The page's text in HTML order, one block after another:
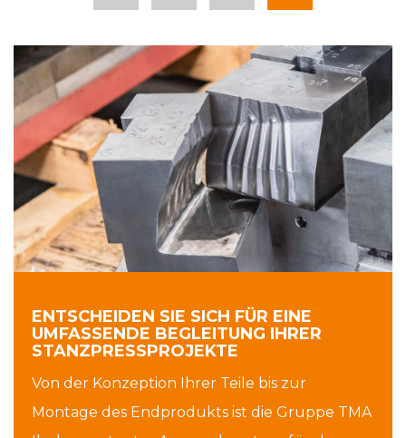
ENTSCHEIDEN SIE SICH FÜR EINE
UMFASSENDE BEGLEITUNG IHRER
STANZPRESSPROJEKTE
Von der Konzeption Ihrer Teile bis zur
Montage des Endprodukts ist die Gruppe TMA